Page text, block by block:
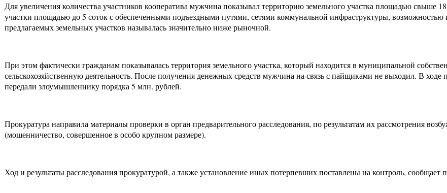
Для увеличения количества участников кооператива мужчина показывал территорию земельного участка площадью свыше
участки площадью до 5 соток с обеспеченными подъездными путями, сетями коммунальной инфраструктуры, возможностью
предлагаемых земельных участков называлась значительно ниже рыночной.
При этом фактически гражданам показывалась территория земельного участка, который находится в муниципальной
сельскохозяйственную деятельность. После получения денежных средств мужчина на связь с пайщиками не выходил. В
передали злоумышленнику порядка 5 млн. рублей.
Прокуратура направила материалы проверки в орган предварительного расследования, по результатам их рассмотрения
(мошенничество, совершенное в особо крупном размере).
Ход и результаты расследования прокуратурой, а также установление иных потерпевших поставлены на контроль, сообщает